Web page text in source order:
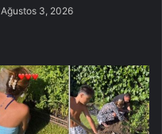
Ağustos 3, 2026